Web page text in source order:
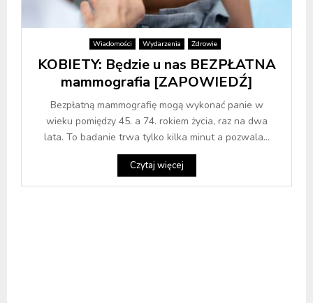
Wiadomości Wydarzenia Zdrowie
KOBIETY: Będzie u nas BEZPŁATNA
mammografia [ZAPOWIEDŹ]
Bezpłatną mammografię mogą wykonać panie w
wieku pomiędzy 45. a 74. rokiem życia, raz na dwa
lata. To badanie trwa tylko kilka minut a pozwala...
Czytaj więcej